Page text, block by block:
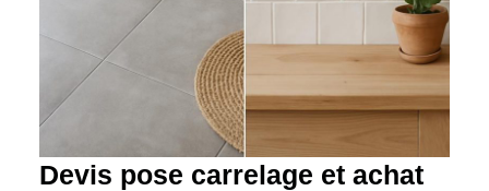
Devis pose carrelage et achat